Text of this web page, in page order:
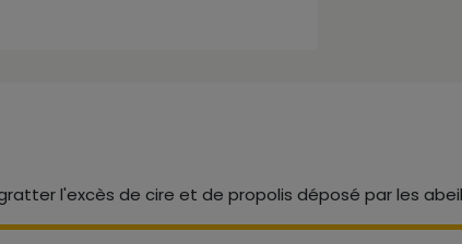
l'excès de cire et de propolis déposé par les